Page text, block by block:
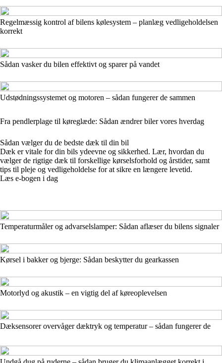
Regelmæssig kontrol af bilens kølesystem – planlæg vedligeholdelsen
korrekt
Sådan vasker du bilen effektivt og sparer på vandet
Udstødningssystemet og motoren – sådan fungerer de sammen
Fra pendlerplage til køreglæde: Sådan ændrer biler vores hverdag
Sådan vælger du de bedste dæk til din bil
Dæk er vitale for din bils ydeevne og sikkerhed. Lær, hvordan du
vælger de rigtige dæk til forskellige kørselsforhold og årstider, samt
tips til pleje og vedligeholdelse for at sikre en længere levetid.
Læs e-bogen i dag
Temperaturmåler og advarselslamper: Sådan aflæser du bilens signaler
Kørsel i bakker og bjerge: Sådan beskytter du gearkassen
Motorlyd og akustik – en vigtig del af køreoplevelsen
Dæksensorer overvåger dæktryk og temperatur – sådan fungerer de